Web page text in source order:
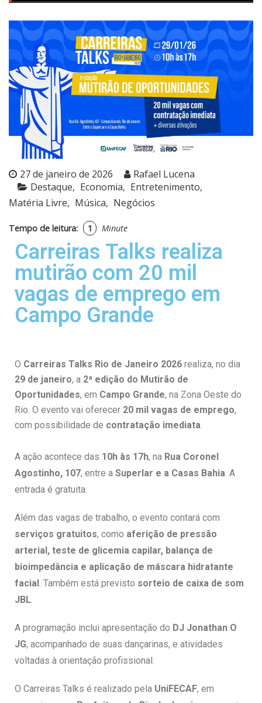
27 de janeiro de 2026
Rafael Lucena
Destaque
Economia
Entretenimento
Matéria Livre
Música Negócios
Tempo de leitura: 1 Minute
Carreiras Talks realiza
mutirão com 20 mil
vagas de emprego em
Campo Grande
O Carreiras Talks Rio de Janeiro 2026 realiza, no dia
29 de janeiro, a 2ª edição do Mutirão de
Oportunidades, em Campo Grande, na Zona Oeste do
Rio. O evento vai oferecer 20 mil vagas de emprego,
com possibilidade de contratação imediata
A ação acontece das 10h às 17h, na Rua Coronel
Agostinho, 107, entre a Superlar e a Casas Bahia . A
entrada é gratuita.
Além das vagas de trabalho, o evento contará com
serviços gratuitos, como aferição de pressão
arterial, teste de glicemia capilar, balança de
bioimpedância e aplicação de máscara hidratante
facial . Também está previsto sorteio de caixa de som
JBL
A programação inclui apresentação do DJ Jonathan O
JG, acompanhado de suas dançarinas, e atividades
voltadas à orientação profissional.
O Carreiras Talks é realizado pela UniFECAF, em